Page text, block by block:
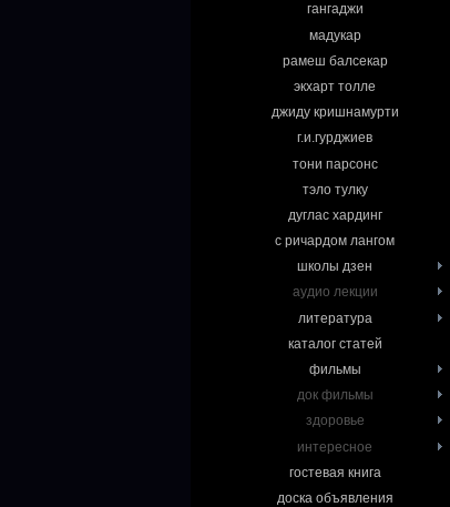
гангаджи
мадукар
рамеш балсекар
экхарт толле
джиду кришнамурти
г.и.гурджиев
тони парсонс
тэло тулку
дуглас хардинг
с ричардом лангом
школы дзен
аудио лекции
литература
каталог статей
фильмы
док фильмы
здоровье
интересное
гостевая книга
доска объявления